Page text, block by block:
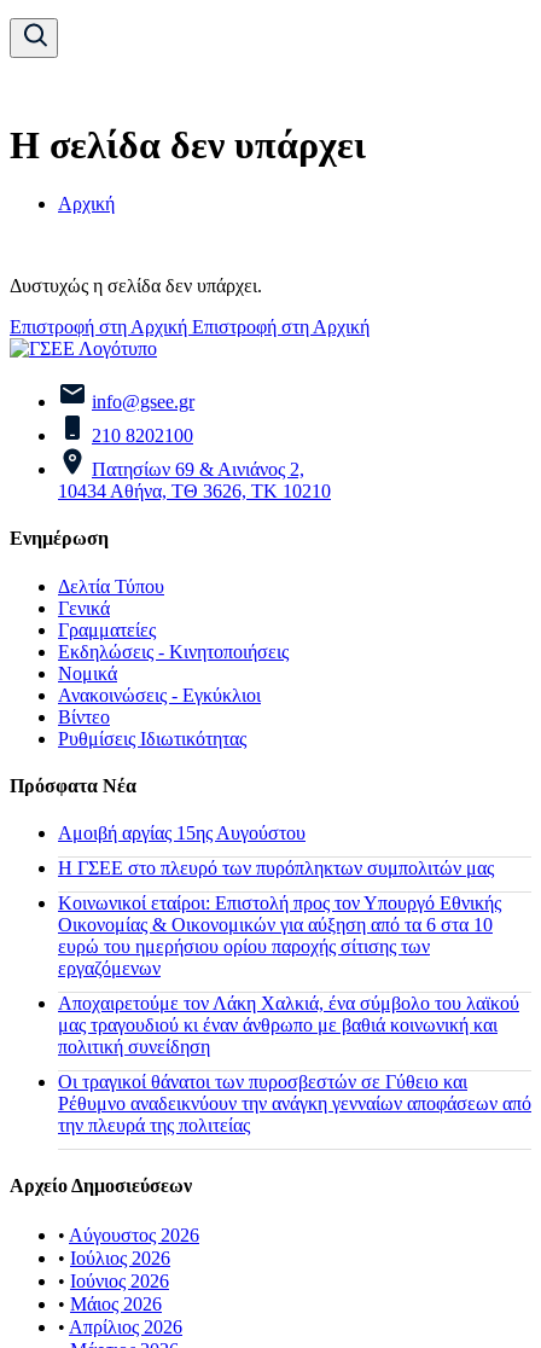
Η σελίδα δεν υπάρχει
Αρχική
Δυστυχώς η σελίδα δεν υπάρχει.
Επιστροφή στη Αρχική Επιστροφή στη Αρχική
info@gsee.gr
210 8202100
Πατησίων 69 & Αινιάνος 2,
10434 Αθήνα, ΤΘ 3626, ΤΚ 10210
Ενημέρωση
Δελτία Τύπου
Γενικά
Γραμματείες
Εκδηλώσεις - Κινητοποιήσεις
Νομικά
Ανακοινώσεις - Εγκύκλιοι
Βίντεο
Ρυθμίσεις Ιδιωτικότητας
Πρόσφατα Νέα
Αμοιβή αργίας 15ης Αυγούστου
H ΓΣΕΕ στο πλευρό των πυρόπληκτων συμπολιτών μας
Κοινωνικοί εταίροι: Επιστολή προς τον Υπουργό Εθνικής
Οικονομίας & Οικονομικών για αύξηση από τα 6 στα 10
ευρώ του ημερήσιου ορίου παροχής σίτισης των
εργαζόμενων
Αποχαιρετούμε τον Λάκη Χαλκιά, ένα σύμβολο του λαϊκού
μας τραγουδιού κι έναν άνθρωπο με βαθιά κοινωνική και
πολιτική συνείδηση
Οι τραγικοί θάνατοι των πυροσβεστών σε Γύθειο και
Ρέθυμνο αναδεικνύουν την ανάγκη γενναίων αποφάσεων από
την πλευρά της πολιτείας
Αρχείο Δημοσιεύσεων
• Αύγουστος 2026
• Ιούλιος 2026
• Ιούνιος 2026
• Μάιος 2026
• Απρίλιος 2026